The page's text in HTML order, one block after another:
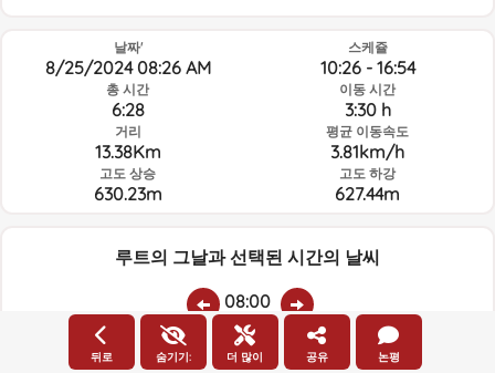
날짜'
8/25/2024 08:26 AM
총 시간
6:28
거리
13.38Km
고도 상승
630.23m
스케쥴
10:26 - 16:54
이동 시간
3:30 h
평균 이동속도
3.81km/h
고도 하강
627.44m
루트의 그날과 선택된 시간의 날씨
08:00
온도 비평균 습도: 풍속: 풍향:
뒤로 숨기기: 더 많이 공유 논평